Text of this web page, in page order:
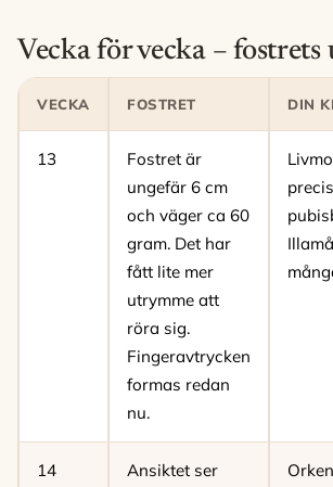
Vecka för vecka –
VECKA FOSTRET DIN
13
Fostret är
ungefär 6 cm
och väger ca 60
gram. Det har
fått lite mer
utrymme att
röra sig.
Fingeravtrycken
formas redan
nu.
14
Ansiktet ser